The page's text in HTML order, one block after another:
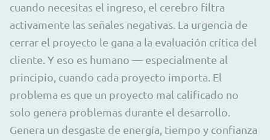
cuando necesitas el ingreso, el cerebro filtra
activamente las señales negativas. La urgencia de
cerrar el proyecto le gana a la evaluación crítica del
cliente. Y eso es humano — especialmente al
principio, cuando cada proyecto importa. El
problema es que un proyecto mal calificado no
solo genera problemas durante el desarrollo.
Genera un desgaste de energía, tiempo y confianza